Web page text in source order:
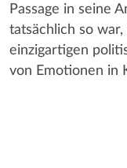
Passage in seine
tatsächlich so
einzigartigen
von Emotionen in